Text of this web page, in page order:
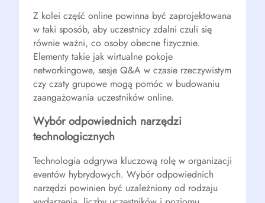
Z kolei część online powinna być zaprojektowana
w taki sposób, aby uczestnicy zdalni czuli się
równie ważni, co osoby obecne fizycznie.
Elementy takie jak wirtualne pokoje
networkingowe, sesje Q&A w czasie rzeczywistym
czy czaty grupowe mogą pomóc w budowaniu
zaangażowania uczestników online.
Wybór odpowiednich narzędzi
technologicznych
Technologia odgrywa kluczową rolę w organizacji
eventów hybrydowych. Wybór odpowiednich
narzędzi powinien być uzależniony od rodzaju